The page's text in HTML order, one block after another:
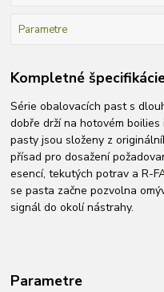
Parametre
Kompletné
Série obalovacích past s
dobře drží na hotovém
pasty jsou složeny z
přísad pro dosažení
esencí, tekutých potrav a R-
se pasta začne pozvolna
signál do okolí nástrahy.
Parametre